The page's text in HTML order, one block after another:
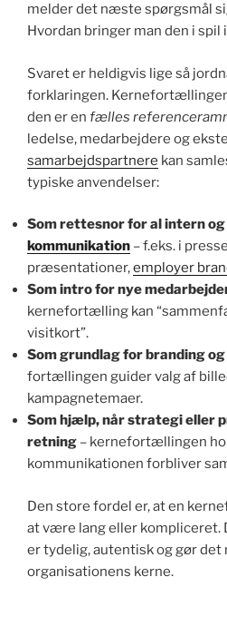
melder det næste spørgsmål
Hvordan bringer man den i spil
Svaret er heldigvis lige så
forklaringen.
den er en fælles
ledelse, medarbejdere og
samarbejdspartnere kan
typiske anvendelser:
Som rettesnor for al intern og
kommunikation – f.eks. i
præsentationer,employer
Som intro for nye
kernefortælling kan
visitkort”.
Som grundlag for branding
fortællingen guider valg af
kampagnetemaer.
Som hjælp, når strategi eller
retning – kernefortællingen
kommunikationen forbliver
Den store fordel er, at en
at være lang eller kompliceret.
er tydelig, autentisk og gør det
organisationens kerne.